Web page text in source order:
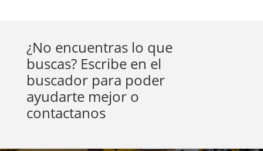
¿No encuentras lo que
buscas? Escribe en el
buscador para poder
ayudarte mejor o
contactanos